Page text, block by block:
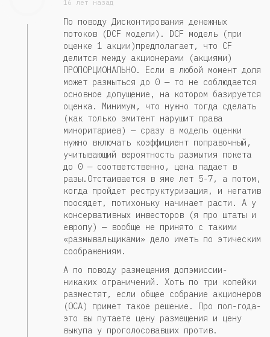
16 лет назад
По поводу Дисконтирования денежных
потоков (DCF модели). DCF модель (при
оценке 1 акции)предполагает, что CF
делится между акционерами (акциями)
ПРОПОРЦИОНАЛЬНО. Если в любой момент доля
может размыться до 0 — то не соблюдается
основное допущение, на котором базируется
оценка. Минимум, что нужно тогда сделать
(как только эмитент нарушит права
миноритариев) — сразу в модель оценки
нужно включать коэффициент поправочный,
учитывающий вероятность размытия покета
до 0 — соответственно, цена падает в
разы.Отстаивается в яме лет 5-7, а потом,
когда пройдет реструктуризация, и негатив
поосядет, потихоньку начинает расти. А у
консервативных инвесторов (я про штаты и
европу) — вообще не принято с такими
«размывальщиками» дело иметь по этическим
соображениям.
А по поводу размещения допэмиссии-
никаких ограничений. Хоть по три копейки
разместят, если общее собрание акционеров
(ОСА) примет такое решение. Про пол-года-
это вы путаете цену размещения и цену
выкупа у проголосовавших против.